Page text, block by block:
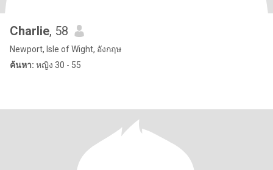
Charlie, 58
Newport, Isle of Wight, อังกฤษ
ค้นหา: หญิง 30 - 55